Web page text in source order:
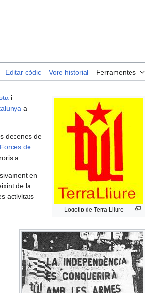
Editar còdic Vore historial Ferramentes
Logotip de Terra Lliure
i
a
decenes de
Forces de
en
de la
activitats